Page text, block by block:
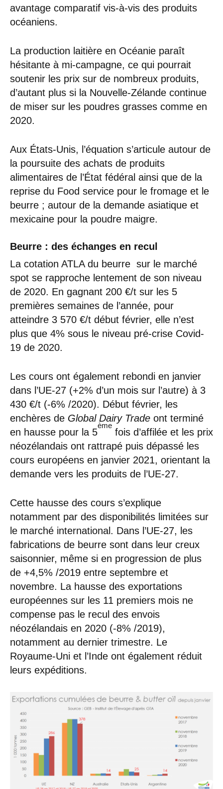
avantage comparatif vis-à-vis des produits
océaniens.
La production laitière en Océanie paraît
hésitante à mi-campagne, ce qui pourrait
soutenir les prix sur de nombreux produits,
d’autant plus si la Nouvelle-Zélande continue
de miser sur les poudres grasses comme en
2020.
Aux États-Unis, l’équation s’articule autour de
la poursuite des achats de produits
alimentaires de l’État fédéral ainsi que de la
reprise du Food service pour le fromage et le
beurre ; autour de la demande asiatique et
mexicaine pour la poudre maigre.
Beurre : des échanges en recul
La cotation ATLA du beurre sur le marché
spot se rapproche lentement de son niveau
de 2020. En gagnant 200 €/t sur les 5
premières semaines de l’année, pour
atteindre 3 570 €/t début février, elle n’est
plus que 4% sous le niveau pré-crise Covid-
19 de 2020.
Les cours ont également rebondi en janvier
dans l’UE-27 (+2% d’un mois sur l’autre) à 3
430 €/t (-6% /2020). Début février, les
enchères de Global Dairy Trade ont terminé
en hausse pour la 5
ème
fois d’affilée et les prix
néozélandais ont rattrapé puis dépassé les
cours européens en janvier 2021, orientant la
demande vers les produits de l’UE-27.
Cette hausse des cours s’explique
notamment par des disponibilités limitées sur
le marché international. Dans l’UE-27, les
fabrications de beurre sont dans leur creux
saisonnier, même si en progression de plus
de +4,5% /2019 entre septembre et
novembre. La hausse des exportations
européennes sur les 11 premiers mois ne
compense pas le recul des envois
néozélandais en 2020 (-8% /2019),
notamment au dernier trimestre. Le
Royaume-Uni et l’Inde ont également réduit
leurs expéditions.